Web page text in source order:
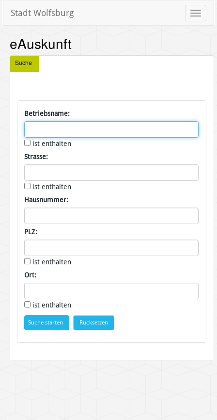
Toggle
Stadt Wolfsburg
eAuskunft
Suche
Betriebsname:
ist enthalten
Strasse:
ist enthalten
Hausnummer:
PLZ:
ist enthalten
Ort:
ist enthalten